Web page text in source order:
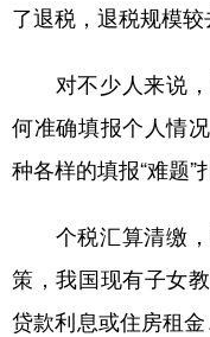
公益 一带
地方频道
北京 天
了退税，退税规模较
对不少人来说，
何准确填报个人情
种各样的填报“难题”
个税汇算清缴，
策，我国现有子女
贷款利息或住房租